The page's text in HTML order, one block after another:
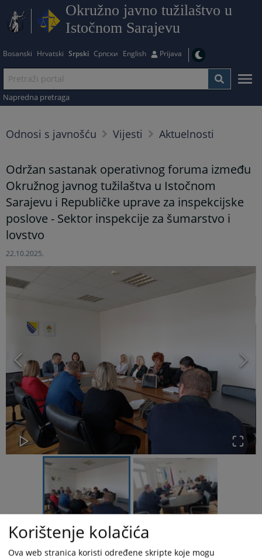
Okružno javno tužilaštvo u
Istočnom Sarajevu
Bosanski Hrvatski Srpski Српски English Prijava
Napredna pretraga
Odnosi s javnošću Vijesti Aktuelnosti
Održan sastanak operativnog foruma između
Okružnog javnog tužilaštva u Istočnom
Sarajevu i Republičke uprave za inspekcijske
poslove - Sektor inspekcije za šumarstvo i
lovstvo
22.10.2025.
U prostorijama Okružnog javnog tužilaštva u Istočnom
Sarajevu, dana 22.10.2025. godine, Predstavnici Okružnog
Korištenje kolačića
Ova web stranica koristi određene skripte koje mogu